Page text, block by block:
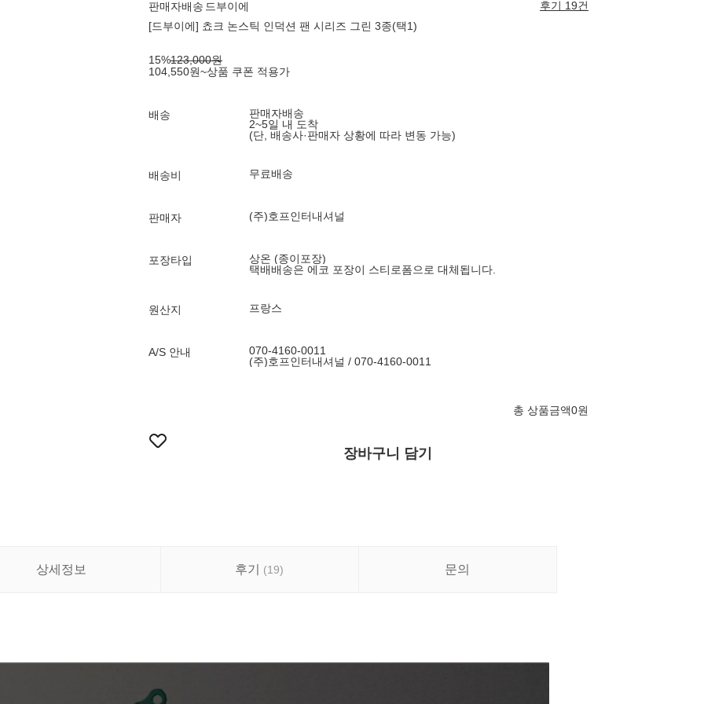
판매자배송 드부이에
후기 19건
[드부이에] 쵸크 논스틱 인덕션 팬 시리즈 그린 3종(택1)
15%123,000원
104,550원~상품 쿠폰 적용가
배송
판매자배송
2~5일 내 도착
(단, 배송사·판매자 상황에 따라 변동 가능)
배송비 무료배송
판매자 (주)호프인터내셔널
포장타입
상온 (종이포장)
택배배송은 에코 포장이 스티로폼으로 대체됩니다.
원산지 프랑스
A/S 안내
070-4160-0011
(주)호프인터내셔널 / 070-4160-0011
총 상품금액0원
장바구니 담기
상세정보 후기 (19) 문의